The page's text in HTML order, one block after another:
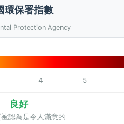
環保署指數
Protection Agency
4 5
良好
認為是令人滿意的